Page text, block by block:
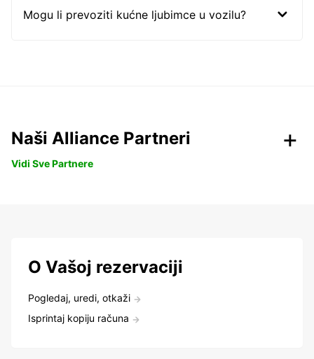
Mogu li prevoziti kućne ljubimce u vozilu?
Naši Alliance Partneri
Vidi Sve Partnere
O Vašoj rezervaciji
Pogledaj, uredi, otkaži
Isprintaj kopiju računa